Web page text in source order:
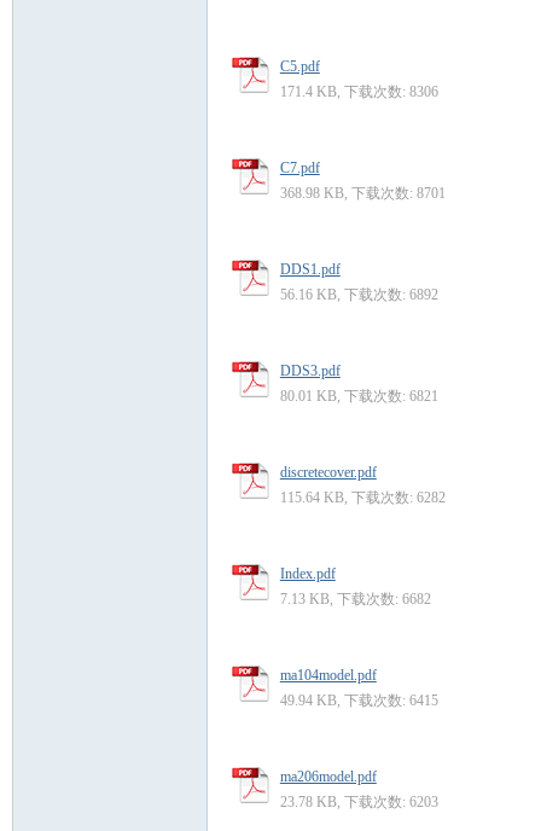
C5.pdf
171.4 KB, 下载次数: 8306
C7.pdf
368.98 KB, 下载次数: 8701
DDS1.pdf
56.16 KB, 下载次数: 6892
DDS3.pdf
80.01 KB, 下载次数: 6821
discretecover.pdf
115.64 KB, 下载次数: 6282
Index.pdf
7.13 KB, 下载次数: 6682
ma104model.pdf
49.94 KB, 下载次数: 6415
ma206model.pdf
23.78 KB, 下载次数: 6203